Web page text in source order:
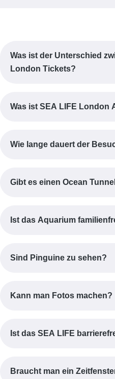
Was ist der Unterschied
London Tickets?
Was ist SEA LIFE London
Wie lange dauert der
Gibt es einen Ocean
Ist das Aquarium
Sind Pinguine zu sehen?
Kann man Fotos machen?
Ist das SEA LIFE
Braucht man ein